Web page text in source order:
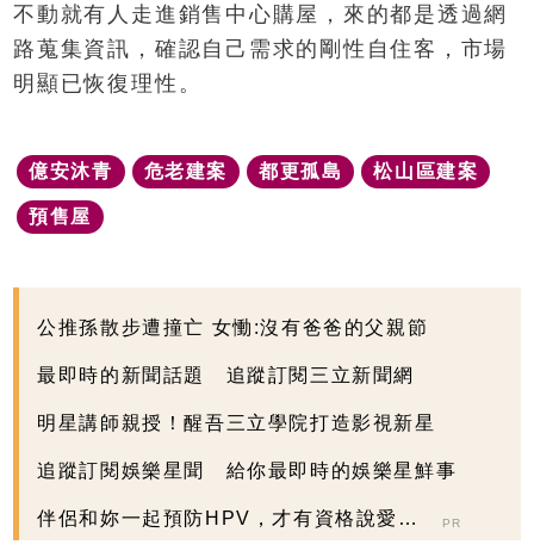
不動就有人走進銷售中心購屋，來的都是透過網
路蒐集資訊，確認自己需求的剛性自住客，市場
明顯已恢復理性。
億安沐青 危老建案 都更孤島 松山區建案
預售屋
公推孫散步遭撞亡 女慟:沒有爸爸的父親節
最即時的新聞話題 追蹤訂閱三立新聞網
明星講師親授！醒吾三立學院打造影視新星
追蹤訂閱娛樂星聞 給你最即時的娛樂星鮮事
伴侶和妳一起預防HPV，才有資格說愛
PR